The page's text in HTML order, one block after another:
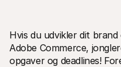
Hvis du udvikler dit
Adobe Commerce,
opgaver og deadlines!